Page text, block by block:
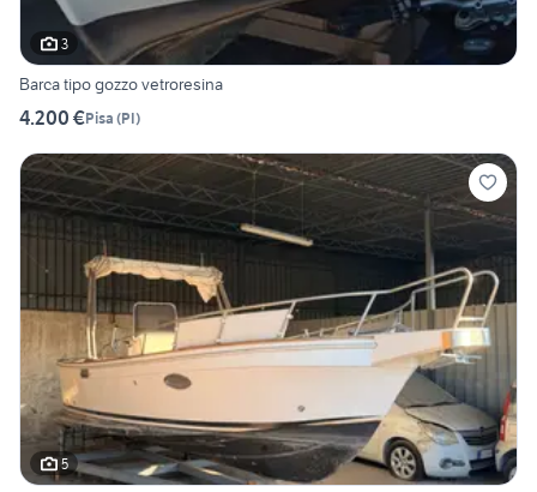
3
Barca tipo gozzo vetroresina
4.200 €Pisa (PI)
5